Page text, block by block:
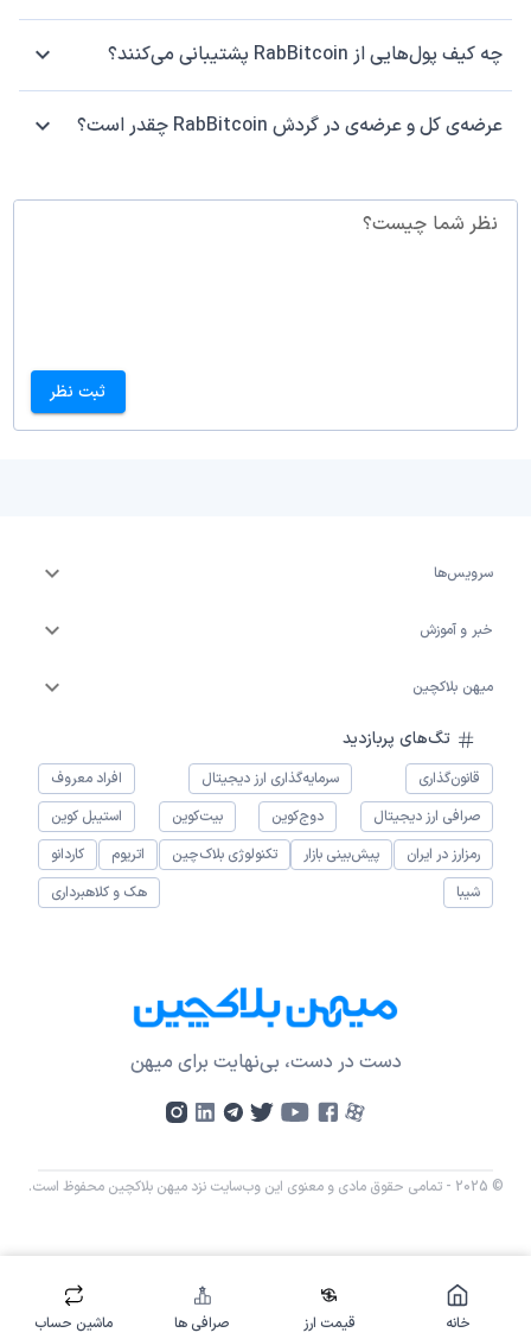
چه کیف پول‌هایی از RabBitcoin پشتیبانی می‌کنند؟
عرضه‌ی کل و عرضه‌ی در گردش RabBitcoin چقدر است؟
نظر شما چیست؟
ثبت نظر
سرویس‌ها
خبر و آموزش
میهن بلاکچین
تگ‌های پربازدید
قانون‌گذاری سرمایه‌گذاری ارز دیجیتال
افراد معروف
صرافی ارز دیجیتال
دوج‌کوین بیت‌کوین
استیبل کوین
رمزارز در ایران
پیش‌بینی بازار تکنولوژی بلاک‌چین اتریوم
کاردانو
شیبا
هک و کلاهبرداری
دست در دست، بی‌نهایت برای میهن
© 2025 - تمامی حقوق مادی و معنوی این وب‌سایت نزد میهن بلاکچین محفوظ است.
خانه قیمت ارز صرافی ها ماشین حساب